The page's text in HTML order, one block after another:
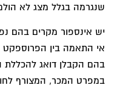
שנגרמה בגלל מצג לא
יש אינספור מקרים בהם
אי התאמה בין הפרוספקט
בהם הקבלן דואג
במפרט המכר, המצורף